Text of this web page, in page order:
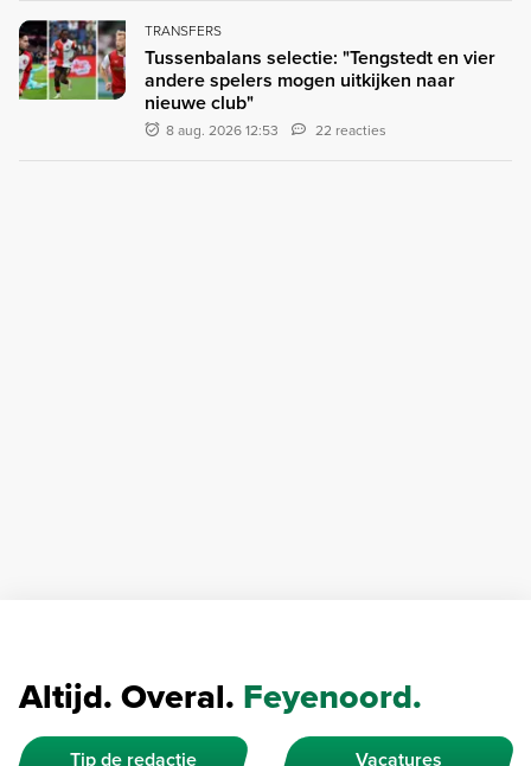
TRANSFERS
Tussenbalans selectie: "Tengstedt en vier
andere spelers mogen uitkijken naar
nieuwe club"
8 aug. 2026 12:53 22 reacties
Altijd. Overal. Feyenoord.
Tip de redactie Vacatures